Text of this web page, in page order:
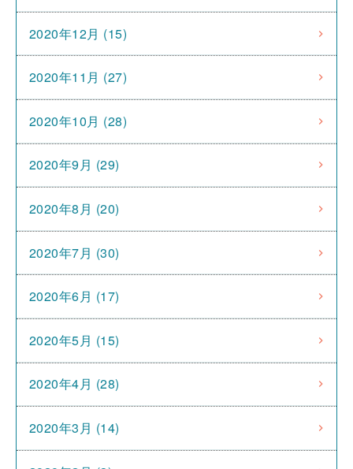
2020年12月 (15)
2020年11月 (27)
2020年10月 (28)
2020年9月 (29)
2020年8月 (20)
2020年7月 (30)
2020年6月 (17)
2020年5月 (15)
2020年4月 (28)
2020年3月 (14)